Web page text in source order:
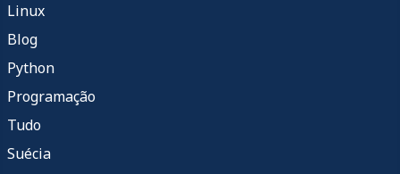
Linux
Blog
Python
Programação
Tudo
Suécia